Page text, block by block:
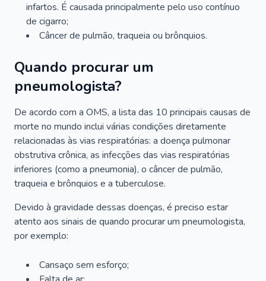
infartos. É causada principalmente pelo uso contínuo
de cigarro;
Câncer de pulmão, traqueia ou brônquios.
Quando procurar um
pneumologista?
De acordo com a OMS, a lista das 10 principais causas de
morte no mundo inclui várias condições diretamente
relacionadas às vias respiratórias: a doença pulmonar
obstrutiva crônica, as infecções das vias respiratórias
inferiores (como a pneumonia), o câncer de pulmão,
traqueia e brônquios e a tuberculose.
Devido à gravidade dessas doenças, é preciso estar
atento aos sinais de quando procurar um pneumologista,
por exemplo:
Cansaço sem esforço;